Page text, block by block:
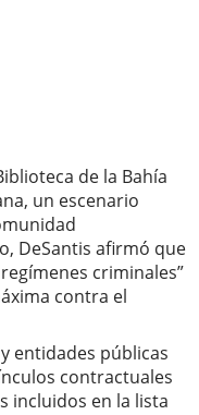
de la Bahía
un escenario
DeSantis afirmó que
criminales”
contra el
entidades públicas
contractuales
incluidos en la lista